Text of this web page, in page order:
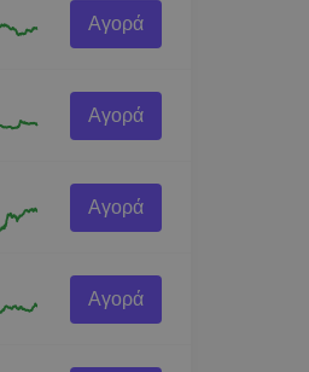
Αγορά
Αγορά
Αγορά
Αγορά